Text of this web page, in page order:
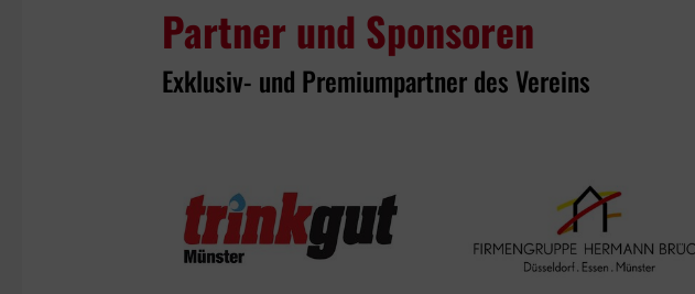
Partner und Sponsoren
Exklusiv- und Premiumpartner des Vereins